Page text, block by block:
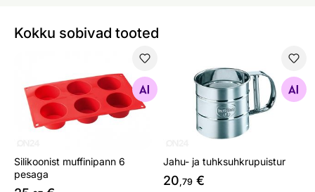
Kokku sobivad tooted
Silikoonist muffinipann 6 pesaga
Otsi sarnaseid
Silikoonist muffinipann 6
pesaga
Jahu- ja tuhksuhkrupuistur
Otsi sarnaseid
Jahu- ja tuhksuhkrupuistur
20,79 €